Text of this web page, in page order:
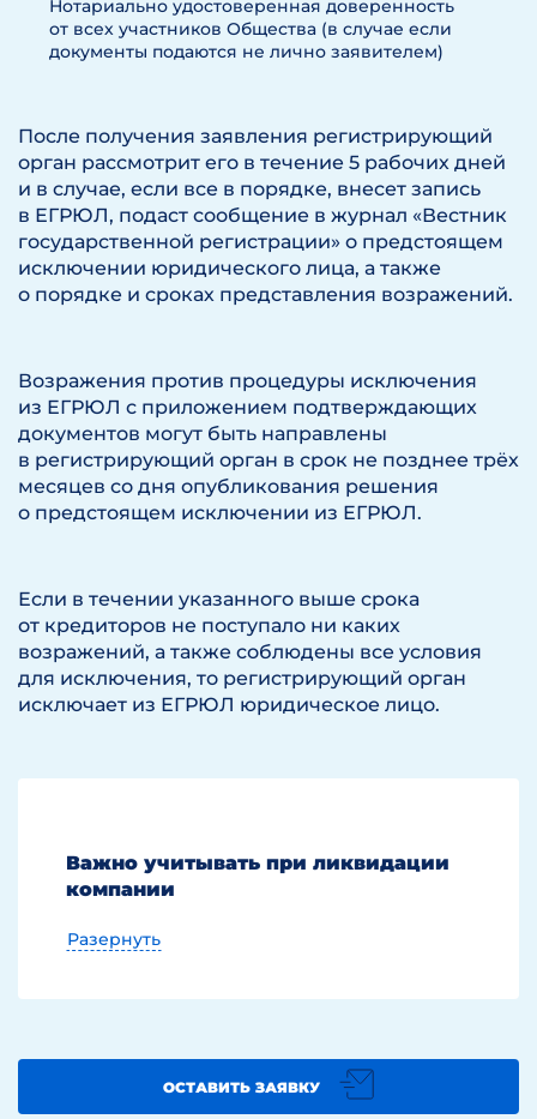
Нотариально удостоверенная доверенность
от всех участников Общества (в случае если
документы подаются не лично заявителем)
После получения заявления регистрирующий
орган рассмотрит его в течение 5 рабочих дней
и в случае, если все в порядке, внесет запись
в ЕГРЮЛ, подаст сообщение в журнал «Вестник
государственной регистрации» о предстоящем
исключении юридического лица, а также
о порядке и сроках представления возражений.
Возражения против процедуры исключения
из ЕГРЮЛ с приложением подтверждающих
документов могут быть направлены
в регистрирующий орган в срок не позднее трёх
месяцев со дня опубликования решения
о предстоящем исключении из ЕГРЮЛ.
Если в течении указанного выше срока
от кредиторов не поступало ни каких
возражений, а также соблюдены все условия
для исключения, то регистрирующий орган
исключает из ЕГРЮЛ юридическое лицо.
Важно учитывать при ликвидации
компании
Разернуть
отчетности.
Ликвидационную отчетность
ОСТАВИТЬ ЗАЯВКУ